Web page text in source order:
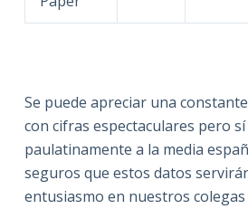
Se puede apreciar una
con cifras espectaculares pero
paulatinamente a la media
seguros que estos datos
entusiasmo en nuestros